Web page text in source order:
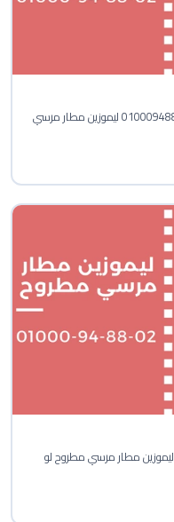
ليموزين مطار مرسي مطروح تاكسي المطار 01000948802 ليموزين مطار مرسي
ليموزين مطروح تاكسي المطار 01000948802 ليموزين مطار مرسي مطروح لو